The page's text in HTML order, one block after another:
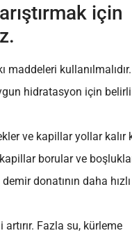
için
maddeleri kullanılmalıdır.
hidratasyon için belirli
ve kapillar yollar kalır
borular ve
donatının daha hızlı
Fazla su, kürleme